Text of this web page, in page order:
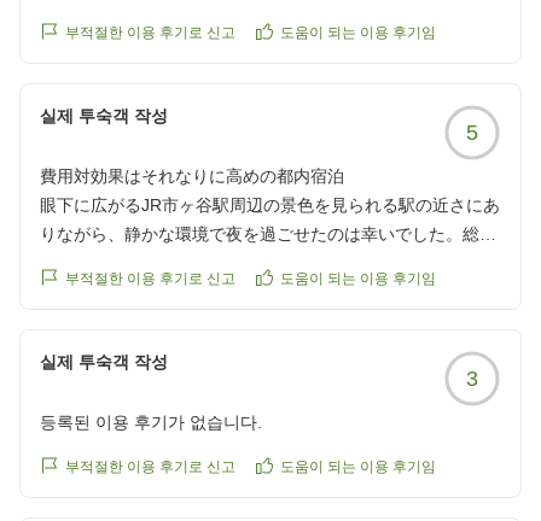
부적절한 이용 후기로 신고 도움이 되는 이용 후기임
실제 투숙객 작성
5
費用対効果はそれなりに高めの都内宿泊
眼下に広がるJR市ヶ谷駅周辺の景色を見られる駅の近さにあ
りながら、静かな環境で夜を過ごせたのは幸いでした。総武
ら許容範囲でした。また機会があれば利用したいです。た
が居るのはとても残念でした。向こうの発音が聞き取りにく
https://review.travel.rakuten.co.jp/hotel/voice/10766?
reviewId=33123478360916
부적절한 이용 후기로 신고 도움이 되는 이용 후기임
실제 투숙객 작성
3
등록된 이용 후기가 없습니다.
부적절한 이용 후기로 신고 도움이 되는 이용 후기임